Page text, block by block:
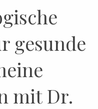
gesunde
mit Dr.